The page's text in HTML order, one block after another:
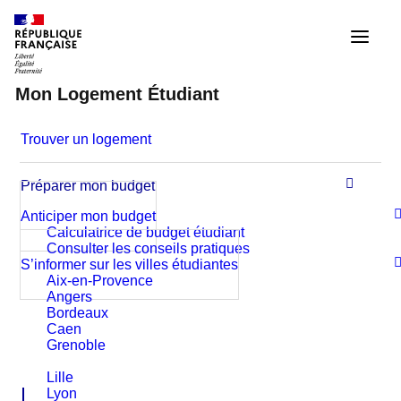
Trouver un logement
Préparer mon budget
Anticiper mon budget
Calculatrice de budget étudiant
Consulter les conseils pratiques
S’informer sur les villes étudiantes
Aix-en-Provence
Angers
Bordeaux
Caen
Grenoble
Lille
Lyon
Préparer sa vie étudiante à
Marseille
Être étudiant à Marseille
Marseille est l’un des plus grands pôles
universitaires de France, porté notamment
par Aix-Marseille Université et de nombreuses
écoles et instituts (santé, ingénierie,